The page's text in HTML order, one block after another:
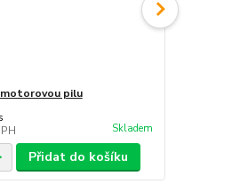
motorovou pilu
Skladem
Přidat do košíku